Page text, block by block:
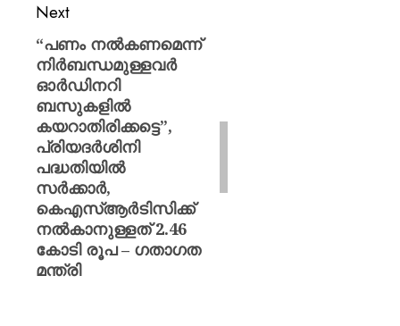
Next
“പണം നൽകണമെന്ന്
നിർബന്ധമുള്ളവർ
ഓർഡിനറി
ബസുകളിൽ
കയറാതിരിക്കട്ടെ”,
പ്രിയദർശിനി
പദ്ധതിയിൽ
സർക്കാർ,
കെഎസ്ആർടിസിക്ക്
നൽകാനുള്ളത് 2.46
കോടി രൂപ – ഗതാഗത
മന്ത്രി